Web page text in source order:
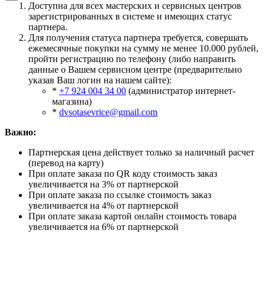
Доступна для всех мастерских и сервисных центров
зарегистрированных в системе и имеющих статус
партнера.
Для получения статуса партнера требуется, совершать
ежемесячные покупки на сумму не менее 10.000 рублей,
пройти регистрацию по телефону (либо направить
данные о Вашем сервисном центре (предварительно
указав Ваш логин на нашем сайте):
* +7 924 004 34 00 (администратор интернет-
магазина)
* dvsotasevrice@gmail.com
Важно:
Партнерская цена действует только за наличный расчет
(перевод на карту)
При оплате заказа по QR коду стоимость заказ
увеличивается на 3% от партнерской
При оплате заказа по ссылке стоимость заказ
увеличивается на 4% от партнерской
При оплате заказа картой онлайн стоимость товара
увеличивается на 6% от партнерской